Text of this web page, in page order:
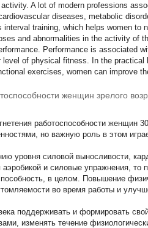
A lot of modern professions
diseases, metabolic
training, which helps women to
and abnormalities in the activity of
Performance is associated
of physical fitness. In the
exercises, women can improve
женщин зрелого
работоспособности женщин
но важную роль в этом
уровня силовой выносливости,
и силовые упражнения, то
в целом. Повышение
во время работы и
поддерживать и формировать
изменять течение